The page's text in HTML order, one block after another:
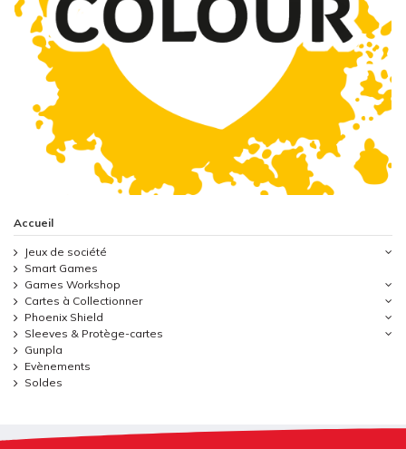
Accueil
Jeux de société
Smart Games
Games Workshop
Cartes à Collectionner
Phoenix Shield
Sleeves & Protège-cartes
Gunpla
Evènements
Soldes